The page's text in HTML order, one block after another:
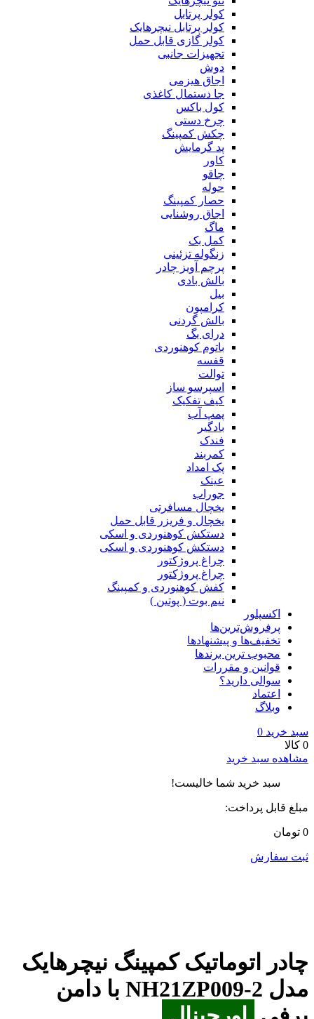
کولر پرتابل
کولر پرتابل نیچرهایک
کولر گازی قابل حمل
تجهیزات جانبی
دوش
اجاق هیزمی
جا دستمال کاغذی
کول باکس
چرخ دستی
چکش کمپینگ
پد گرمایش
کاور
چاقو
حوله
حصار کمپینگ
اجاق روشنایی
ماگ
کمل بک
زنگوله تزئینی
پرچم آویز چادر
بالش بادی
بیل
کرامپون
بالش گردنی
درای بگ
باتوم کوهنوردی
قفسه
توالت
اسپرسو ساز
کیف تفکیک
پمپ آب
بادگیر
فندک
کمربند
پک امداد
عینک
جوراب
یخچال مسافرتی
یخچال و فریزر قابل حمل
دستکش کوهنوردی و اسکی
دستکش کوهنوردی و اسکی
چراغ پروژکتور
چراغ پروژکتور
کفش کوهنوردی و کمپینگ
نیم بوت ( پوتین )
اکسپلور
پرفروش‌ترین‌ها
تخفیف‌ها و پیشنهادها
محبوب ترین برندها
قوانین و مقررات
سوالی دارید؟
اعتماد
وبلاگ
سبد خرید 0
0 کالا
مشاهده سبد خرید
سبد خرید شما خالیست!
مبلغ قابل پرداخت:
0 تومان
ثبت سفارش
چادر اتوماتیک کمپینگ نیچرهایک
مدل NH21ZP009-2 با دامن